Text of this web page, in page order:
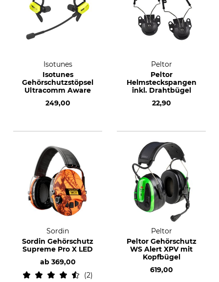
Isotunes
Isotunes
Gehörschutzstöpsel
Ultracomm Aware
249,00
Peltor
Peltor
Helmsteckspangen
inkl. Drahtbügel
22,90
Sordin
Sordin Gehörschutz
Supreme Pro X LED
ab 369,00
2
Peltor
Peltor Gehörschutz
WS Alert XPV mit
Kopfbügel
619,00